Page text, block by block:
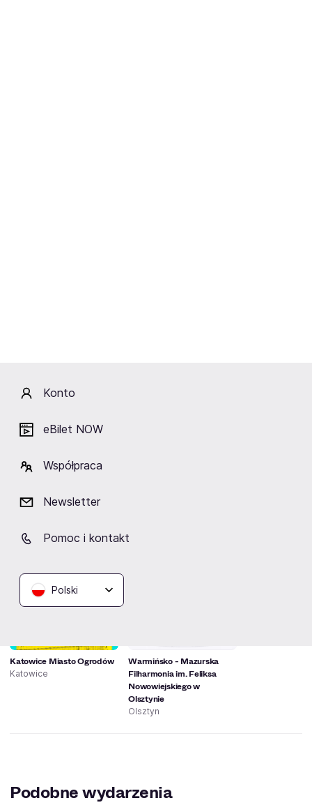
Konto
eBilet NOW
Współpraca
Newsletter
Pomoc i kontakt
Polski
Artyści
Artur Andrus
Katowice Miasto Ogrodów
Katowice
Warmińsko - Mazurska
Filharmonia im. Feliksa
Nowowiejskiego w
Olsztynie
Olsztyn
Podobne wydarzenia